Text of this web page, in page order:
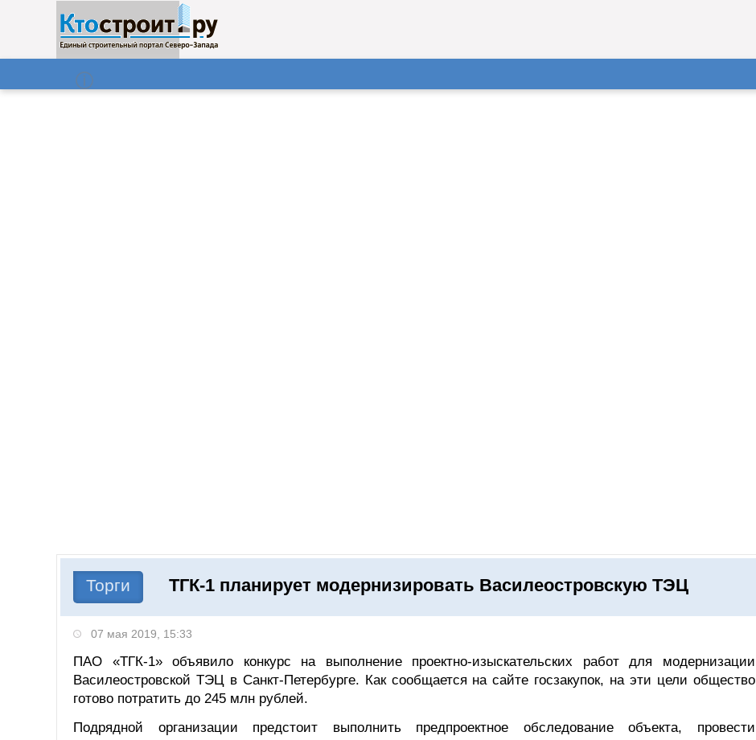
Поиск
НОВОСТИ
Торги ТГК-1 планирует модернизировать Василеостровскую ТЭЦ
07 мая 2019, 15:33
ПАО «ТГК-1» объявило конкурс на выполнение проектно-изыскательских работ для модернизации
Василеостровской ТЭЦ в Санкт-Петербурге. Как сообщается на сайте госзакупок, на эти цели общество
готово потратить до 245 млн рублей.
Подрядной организации предстоит выполнить предпроектное обследование объекта, провести